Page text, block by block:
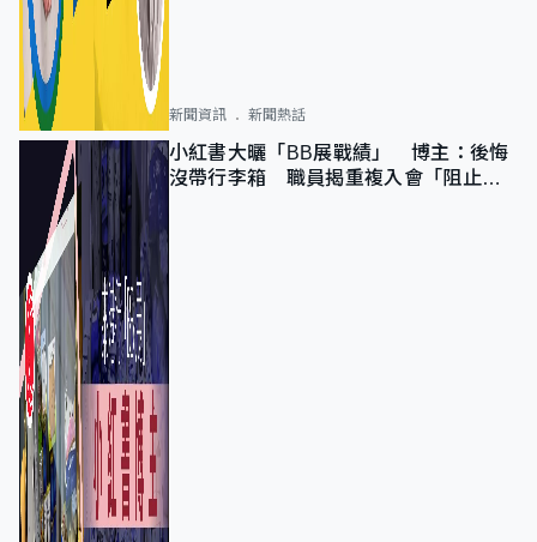
新聞資訊 新聞熱話
小紅書大曬「BB展戰績」 博主：後悔
沒帶行李箱 職員揭重複入會「阻止唔